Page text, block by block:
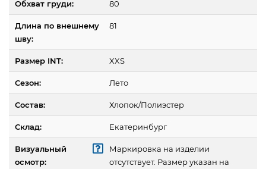
Обхват груди: 80
Длина по внешнему
шву:
81
Размер INT: XXS
Сезон: Лето
Состав: Хлопок/Полиэстер
Склад: Екатеринбург
Визуальный
осмотр:
Маркировка на изделии
отсутствует. Размер указан на